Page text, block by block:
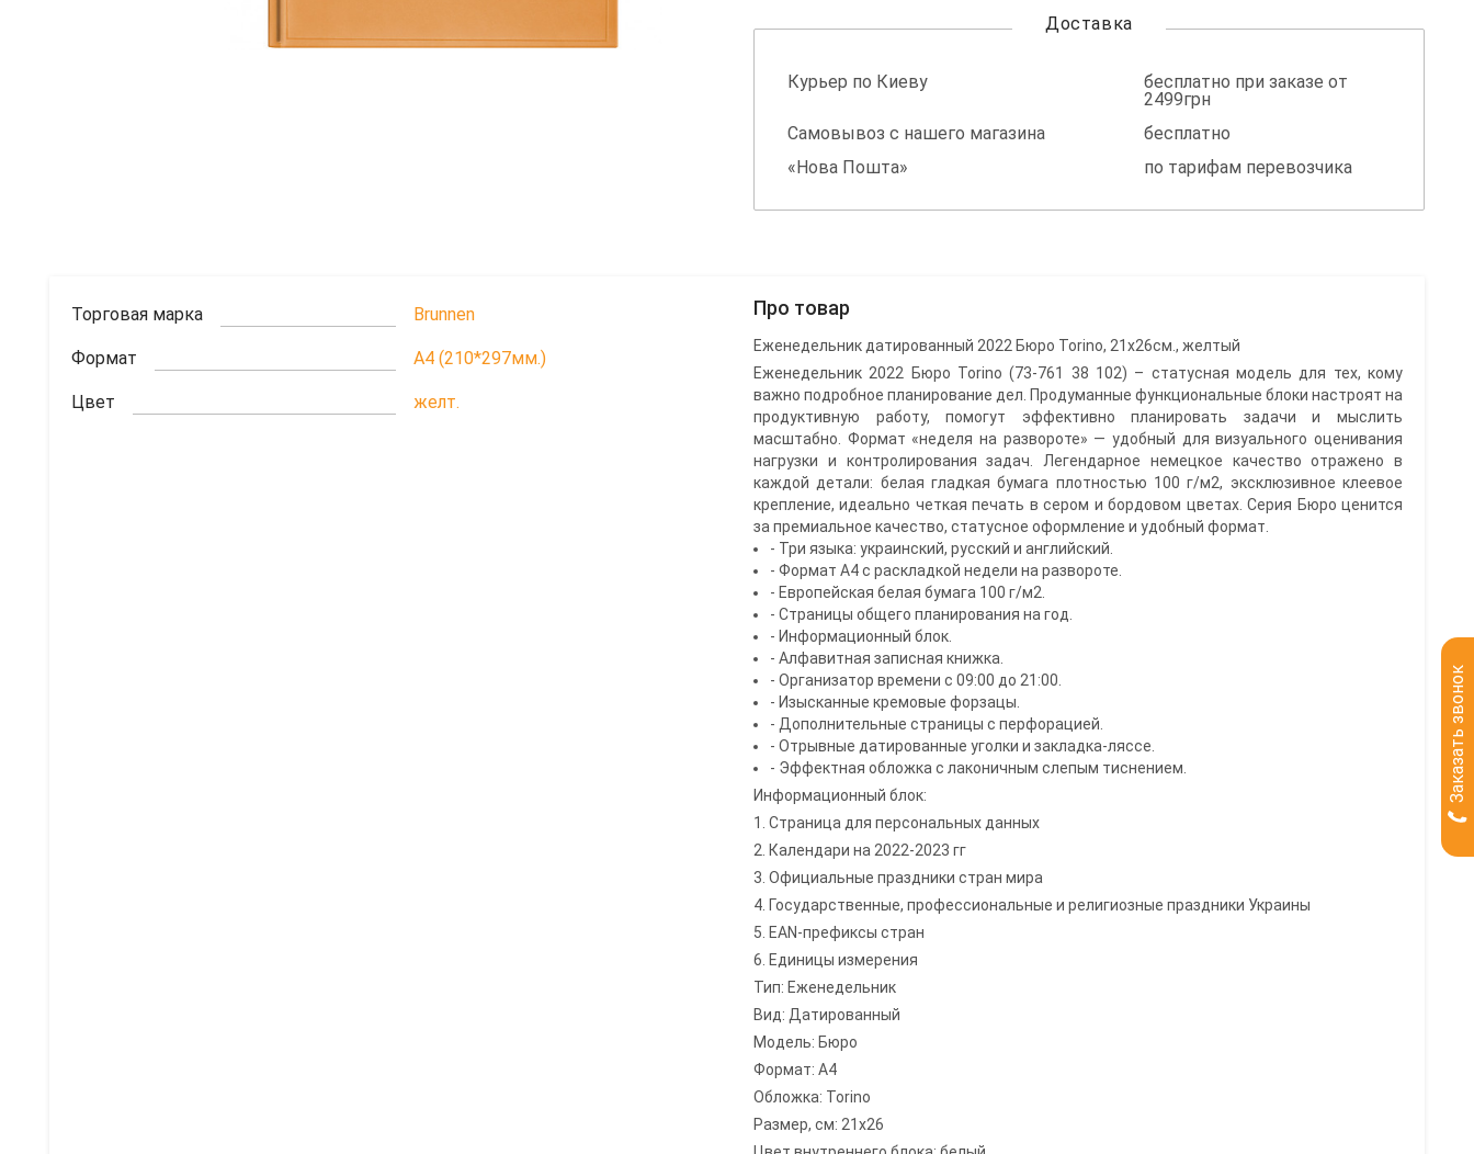
Доставка
Курьер по Киеву
бесплатно при заказе от
2499грн
Самовывоз с нашего магазина
бесплатно
«Нова Пошта»
по тарифам перевозчика
Торговая марка Brunnen
Формат A4 (210*297мм.)
Цвет желт.
Про товар
Еженедельник датированный 2022 Бюро Torino, 21х26см., желтый
Еженедельник 2022 Бюро Torino (73-761 38 102) – статусная модель для тех, кому
важно подробное планирование дел. Продуманные функциональные блоки настроят на
продуктивную работу, помогут эффективно планировать задачи и мыслить
масштабно. Формат «неделя на развороте» — удобный для визуального оценивания
нагрузки и контролирования задач. Легендарное немецкое качество отражено в
каждой детали: белая гладкая бумага плотностью 100 г/м2, эксклюзивное клеевое
крепление, идеально четкая печать в сером и бордовом цветах. Серия Бюро ценится
за премиальное качество, статусное оформление и удобный формат.
- Три языка: украинский, русский и английский.
- Формат А4 с раскладкой недели на развороте.
- Европейская белая бумага 100 г/м2.
- Страницы общего планирования на год.
- Информационный блок.
- Алфавитная записная книжка.
- Организатор времени с 09:00 до 21:00.
- Изысканные кремовые форзацы.
- Дополнительные страницы с перфорацией.
- Отрывные датированные уголки и закладка-ляссе.
- Эффектная обложка с лаконичным слепым тиснением.
Информационный блок:
1. Страница для персональных данных
2. Календари на 2022-2023 гг
3. Официальные праздники стран мира
4. Государственные, профессиональные и религиозные праздники Украины
5. EAN-префиксы стран
6. Единицы измерения
Тип: Еженедельник
Вид: Датированный
Модель: Бюро
Формат: А4
Обложка: Torino
Размер, см: 21х26
Заказать звонок